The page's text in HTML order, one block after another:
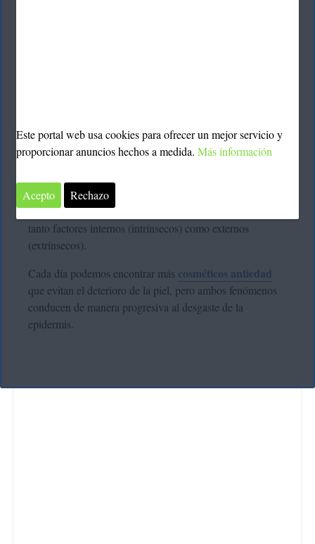
Saberpor qué envejece la pielnos puede ayudar a
signos relacionados con el paso del tiempo.
El envejecimiento es un proceso natural donde participan
tanto factores internos (intrínsecos) como externos
(extrínsecos).
Cada día podemos encontrar más cosméticos antiedad
que evitan el deterioro de la piel, pero ambos fenómenos
conducen de manera progresiva al desgaste de la
epidermis.
Este portal web usa cookies para ofrecer un mejor servicio y
proporcionar anuncios hechos a medida. Más información
Acepto Rechazo